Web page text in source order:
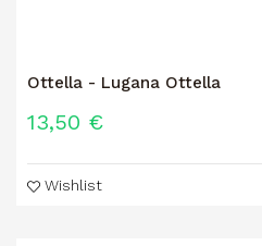
Ottella - Lugana Ottella
13,50 €
Wishlist